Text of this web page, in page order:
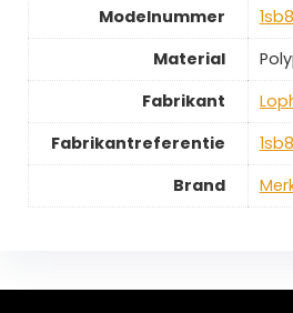
Modelnummer
Material
Fabrikant
Fabrikantreferentie
Brand